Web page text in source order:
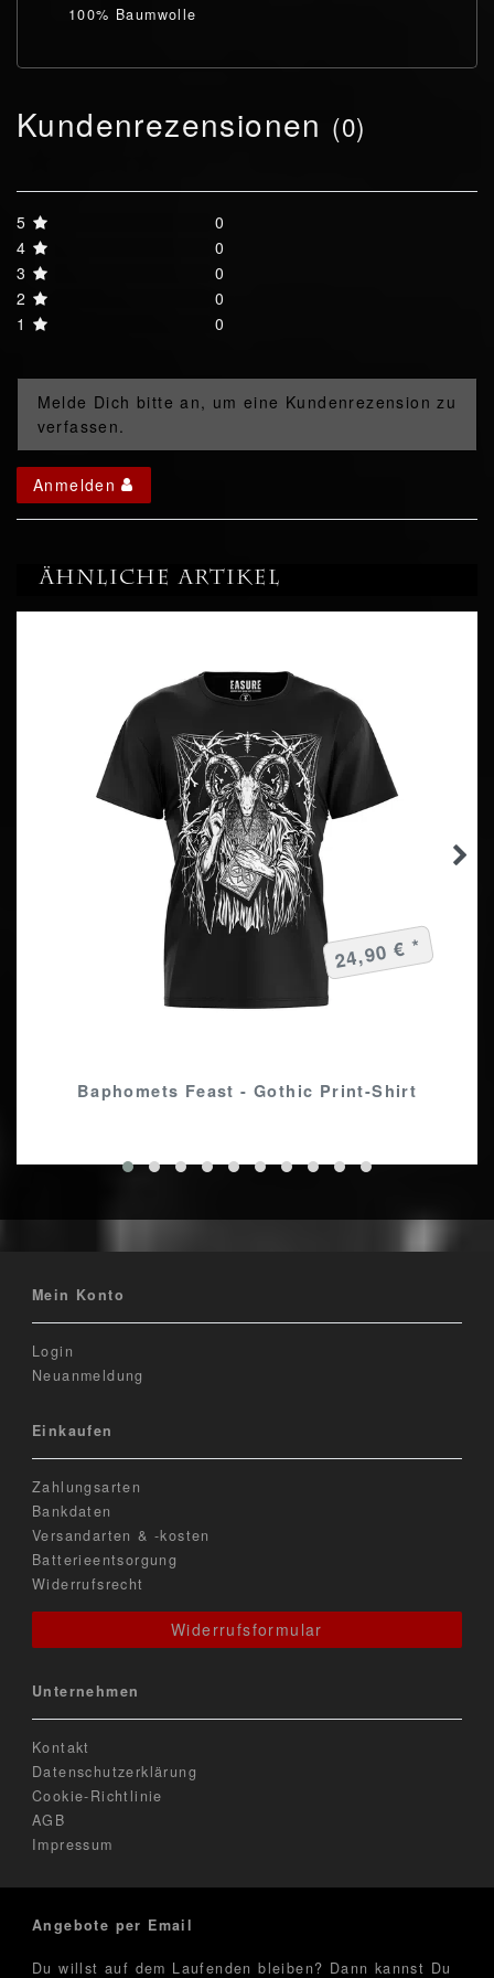
100% Baumwolle
Kundenrezensionen (0)
5
0
4
0
3
0
2
0
1
0
Melde Dich bitte an, um eine Kundenrezension zu
verfassen.
Anmelden
Ähnliche Artikel
Baphomets Feast - Gothic Print-Shirt
24,90 € *
Mein Konto
Login
Neuanmeldung
Einkaufen
Zahlungsarten
Bankdaten
Versandarten & -kosten
Batterieentsorgung
Widerrufsrecht
Widerrufsformular
Unternehmen
Kontakt
Datenschutzerklärung
Cookie-Richtlinie
AGB
Impressum
Angebote per Email
Du willst auf dem Laufenden bleiben? Dann kannst Du